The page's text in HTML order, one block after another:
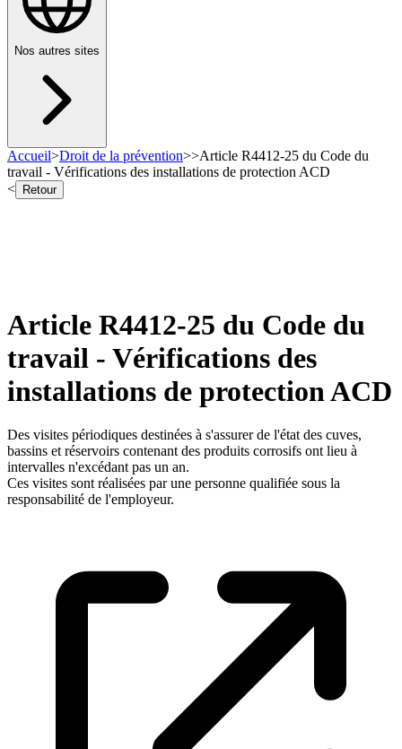
Nos autres sites
Accueil>Droit de la prévention>>Article R4412-25 du Code du
travail - Vérifications des installations de protection ACD
<
Retour
Article R4412-25 du Code du
travail - Vérifications des
installations de protection ACD
Des visites périodiques destinées à s'assurer de l'état des cuves,
bassins et réservoirs contenant des produits corrosifs ont lieu à
intervalles n'excédant pas un an.
Ces visites sont réalisées par une personne qualifiée sous la
responsabilité de l'employeur.